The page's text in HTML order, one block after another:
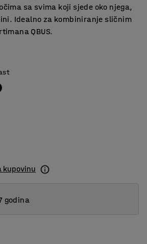
sa svima koji sjede oko njega,
Idealno za kombiniranje sličnim
QBUS.
kupovinu
godina